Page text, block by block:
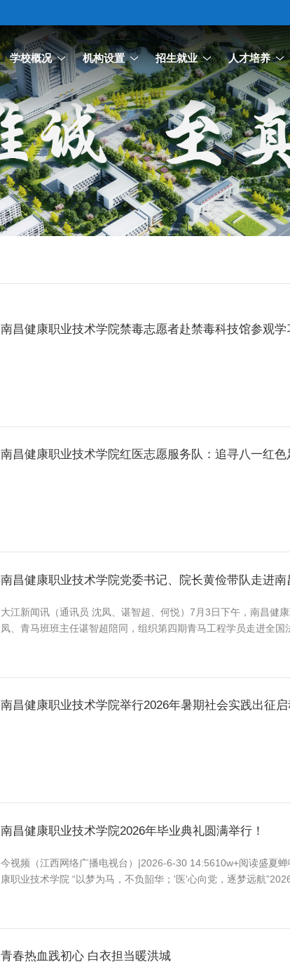
学校概况 机构设置 招生就业 人才培养
南昌健康职业技术学院禁毒志愿者赴禁毒科技馆参观学
南昌健康职业技术学院红医志愿服务队：追寻八一红
南昌健康职业技术学院党委书记、院长黄俭带队走进
大江新闻讯（通讯员 沈凤、谌智超、何悦）7月3日下午，南昌健
凤、青马班班主任谌智超陪同，组织第四期青马工程学员走进全
南昌健康职业技术学院举行2026年暑期社会实践出征
南昌健康职业技术学院2026年毕业典礼圆满举行！
今视频（江西网络广播电视台）|2026-6-30 14:5610w+阅读盛夏
康职业技术学院 “以梦为马，不负韶华；'医'心向党，逐梦远航
青春热血践初心 白衣担当暖洪城